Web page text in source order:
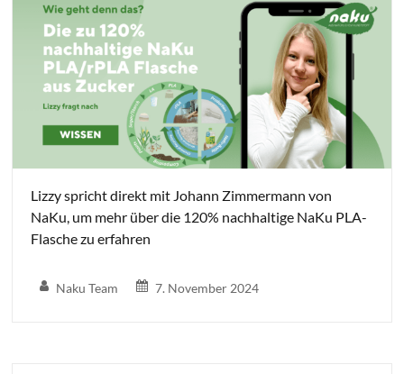
Lizzy spricht direkt mit Johann Zimmermann von
NaKu, um mehr über die 120% nachhaltige NaKu PLA-
Flasche zu erfahren
Naku Team 7. November 2024